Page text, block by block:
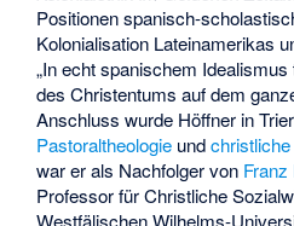
Positionen spanisch-
Kolonialisation Lateinamerikas
„In echt spanischem
des Christentums auf dem
Anschluss wurde Höffner in Trier
Pastoraltheologie und
war er als Nachfolger von
Professor für Christliche
Westfälischen Wilhelms-